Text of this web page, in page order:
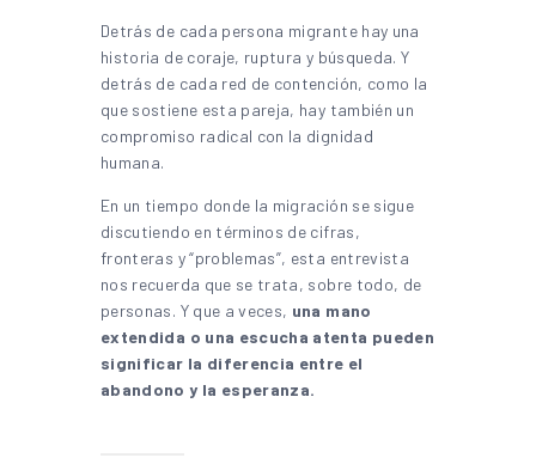
Detrás de cada persona migrante hay una
historia de coraje, ruptura y búsqueda. Y
detrás de cada red de contención, como la
que sostiene esta pareja, hay también un
compromiso radical con la dignidad
humana.
En un tiempo donde la migración se sigue
discutiendo en términos de cifras,
fronteras y “problemas”, esta entrevista
nos recuerda que se trata, sobre todo, de
personas. Y que a veces, una mano
extendida o una escucha atenta pueden
significar la diferencia entre el
abandono y la esperanza.